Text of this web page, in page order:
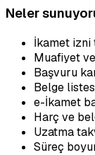
Neler
İkamet
Muafiyet
Başvuru
Belge
e-İkamet
Harç ve
Uzatma
Süreç